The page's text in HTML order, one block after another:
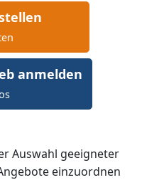
anmelden
Auswahl geeigneter
einzuordnen